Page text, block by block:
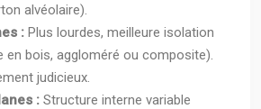
alvéolaire).
: Plus lourdes, meilleure isolation
en bois, aggloméré ou composite).
judicieux.
: Structure interne variable